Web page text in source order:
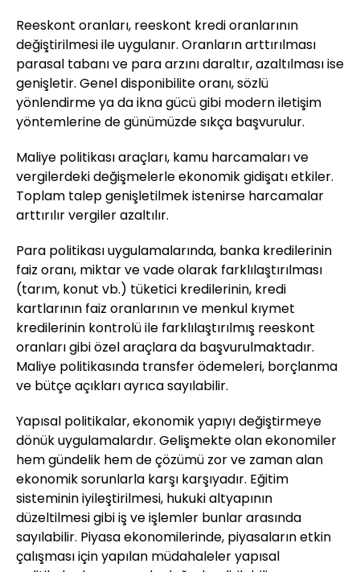
Reeskont oranları, reeskont kredi oranlarının
değiştirilmesi ile uygulanır. Oranların arttırılması
parasal tabanı ve para arzını daraltır, azaltılması ise
genişletir. Genel disponibilite oranı, sözlü
yönlendirme ya da ikna gücü gibi modern iletişim
yöntemlerine de günümüzde sıkça başvurulur.
Maliye politikası araçları, kamu harcamaları ve
vergilerdeki değişmelerle ekonomik gidişatı etkiler.
Toplam talep genişletilmek istenirse harcamalar
arttırılır vergiler azaltılır.
Para politikası uygulamalarında, banka kredilerinin
faiz oranı, miktar ve vade olarak farklılaştırılması
(tarım, konut vb.) tüketici kredilerinin, kredi
kartlarının faiz oranlarının ve menkul kıymet
kredilerinin kontrolü ile farklılaştırılmış reeskont
oranları gibi özel araçlara da başvurulmaktadır.
Maliye politikasında transfer ödemeleri, borçlanma
ve bütçe açıkları ayrıca sayılabilir.
Yapısal politikalar, ekonomik yapıyı değiştirmeye
dönük uygulamalardır. Gelişmekte olan ekonomiler
hem gündelik hem de çözümü zor ve zaman alan
ekonomik sorunlarla karşı karşıyadır. Eğitim
sisteminin iyileştirilmesi, hukuki altyapının
düzeltilmesi gibi iş ve işlemler bunlar arasında
sayılabilir. Piyasa ekonomilerinde, piyasaların etkin
çalışması için yapılan müdahaleler yapısal